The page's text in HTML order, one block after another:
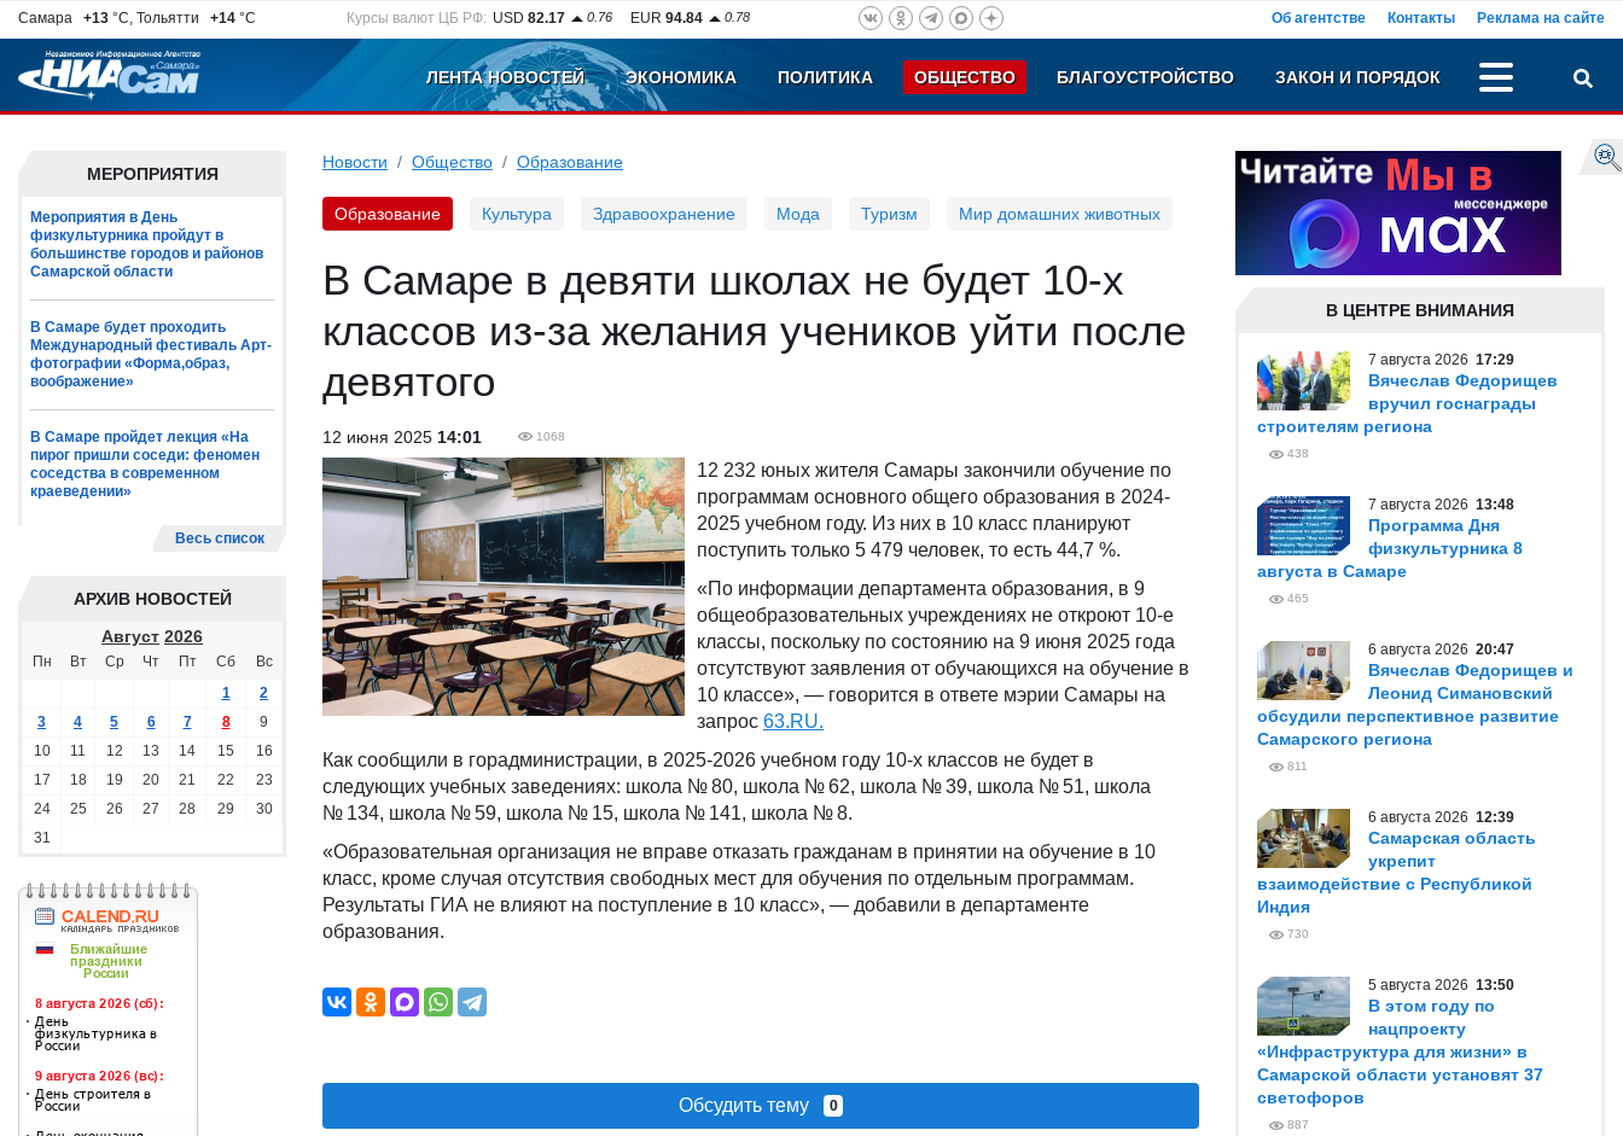
Самара +13 °C, Тольятти +14 °C Курсы валют ЦБ РФ: USD 82.17 0.76 EUR 94.84 0.78 Об агентстве Контакты Реклама на сайте
ЛЕНТА НОВОСТЕЙ ЭКОНОМИКА ПОЛИТИКА ОБЩЕСТВО БЛАГОУСТРОЙСТВО ЗАКОН И ПОРЯДОК
МЕРОПРИЯТИЯ
Мероприятия в День
физкультурника пройдут в
большинстве городов и районов
Самарской области
В Самаре будет проходить
Международный фестиваль Арт-
фотографии «Форма,образ,
воображение»
В Самаре пройдет лекция «На
пирог пришли соседи: феномен
соседства в современном
краеведении»
Весь список
АРХИВ НОВОСТЕЙ
Август 2026
Пн Вт Ср Чт Пт Сб
Вс
1
2
3
4 5 6 7 8
9
10
11 12 13 14 15
16
17
18 19 20 21 22
23
24
25 26 27 28 29
30
31
Новости Общество Образование
Образование Культура Здравоохранение Мода Туризм Мир домашних животных
В Самаре в девяти школах не будет 10-х
классов из-за желания учеников уйти после
девятого
12 июня 2025 14:01 1068
12 232 юных жителя Самары закончили обучение по
программам основного общего образования в 2024-
2025 учебном году. Из них в 10 класс планируют
поступить только 5 479 человек, то есть 44,7 %.
«По информации департамента образования, в 9
общеобразовательных учреждениях не откроют 10-е
классы, поскольку по состоянию на 9 июня 2025 года
отсутствуют заявления от обучающихся на обучение в
10 классе», — говорится в ответе мэрии Самары на
запрос 63.RU.
Как сообщили в горадминистрации, в 2025-2026 учебном году 10-х классов не будет в
следующих учебных заведениях: школа № 80, школа № 62, школа № 39, школа № 51, школа
№ 134, школа № 59, школа № 15, школа № 141, школа № 8.
«Образовательная организация не вправе отказать гражданам в принятии на обучение в 10
класс, кроме случая отсутствия свободных мест для обучения по отдельным программам.
Результаты ГИА не влияют на поступление в 10 класс», — добавили в департаменте
образования.
Обсудить тему 0
В ЦЕНТРЕ ВНИМАНИЯ
7 августа 2026 17:29
Вячеслав Федорищев
вручил госнаграды
строителям региона
438
7 августа 2026 13:48
Программа Дня
физкультурника 8
августа в Самаре
465
6 августа 2026 20:47
Вячеслав Федорищев и
Леонид Симановский
обсудили перспективное развитие
Самарского региона
811
6 августа 2026 12:39
Самарская область
укрепит
взаимодействие с Республикой
Индия
730
5 августа 2026 13:50
В этом году по
нацпроекту
«Инфраструктура для жизни» в
Самарской области установят 37
светофоров
887